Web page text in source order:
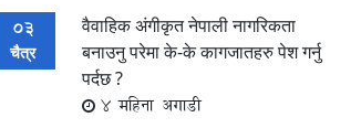
03
चैत्र
वैवाहिक अंगीकृत नेपाली नागरिकता
बनाउनु परेमा के-के कागजातहरु पेश गर्नु
पर्दछ ?
4 महिना अगाडी